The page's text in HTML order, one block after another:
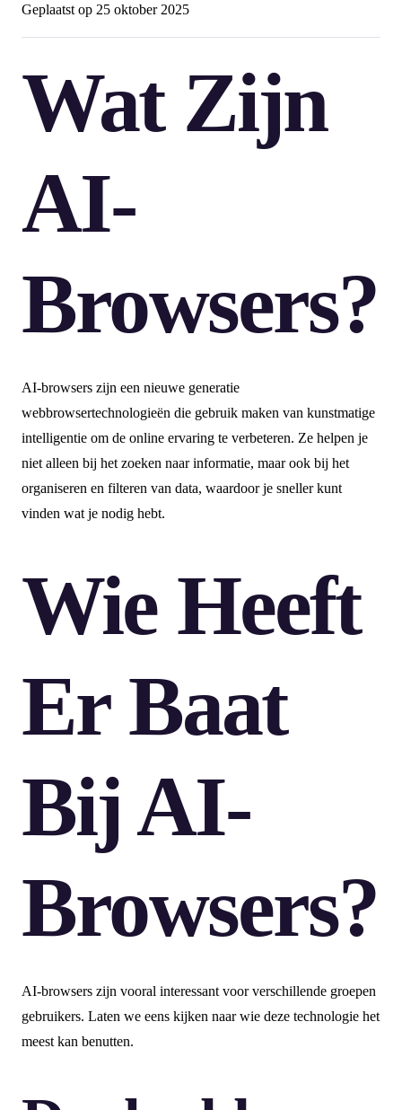
Geplaatst op 25 oktober 2025
Wat Zijn
AI-
Browsers?
AI-browsers zijn een nieuwe generatie
webbrowsertechnologieën die gebruik maken van kunstmatige
intelligentie om de online ervaring te verbeteren. Ze helpen je
niet alleen bij het zoeken naar informatie, maar ook bij het
organiseren en filteren van data, waardoor je sneller kunt
vinden wat je nodig hebt.
Wie Heeft
Er Baat
Bij AI-
Browsers?
AI-browsers zijn vooral interessant voor verschillende groepen
gebruikers. Laten we eens kijken naar wie deze technologie het
meest kan benutten.